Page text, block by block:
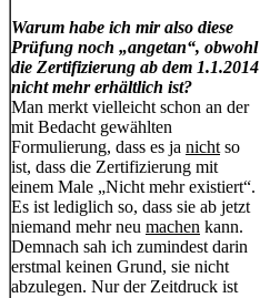
Warum habe ich mir also diese
Prüfung noch „angetan“, obwohl
die Zertifizierung ab dem 1.1.2014
nicht mehr erhältlich ist?
Man merkt vielleicht schon an der
mit Bedacht gewählten
Formulierung, dass es ja nicht so
ist, dass die Zertifizierung mit
einem Male „Nicht mehr existiert“.
Es ist lediglich so, dass sie ab jetzt
niemand mehr neu machen kann.
Demnach sah ich zumindest darin
erstmal keinen Grund, sie nicht
abzulegen. Nur der Zeitdruck ist